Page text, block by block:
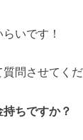
いです！
問させてくだ
ちですか？